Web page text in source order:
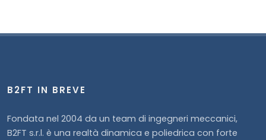
B2FT IN BREVE
Fondata nel 2004 da un team di ingegneri meccanici,
B2FT s.r.l. è una realtà dinamica e poliedrica con forte